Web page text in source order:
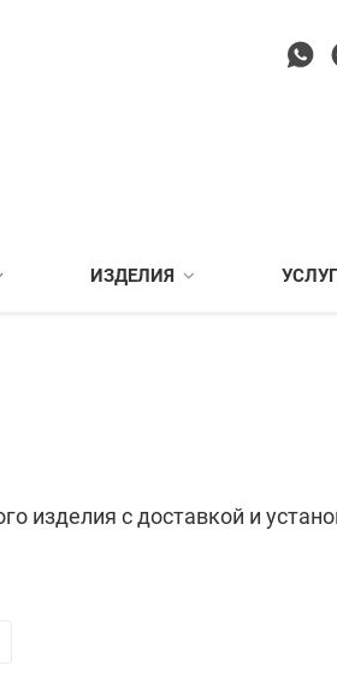
ИЗДЕЛИЯ
изделия с доставкой и